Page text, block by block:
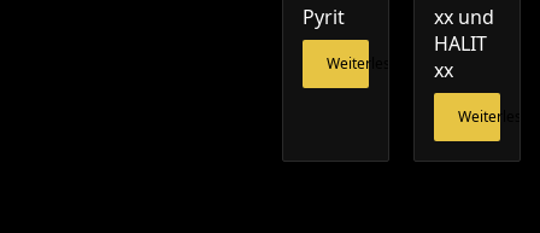
Pyrit
Weiterlesen
xx und
HALIT
xx
Weiterlesen